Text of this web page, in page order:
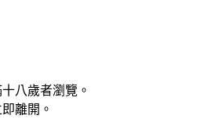
八歲者瀏覽。
離開。